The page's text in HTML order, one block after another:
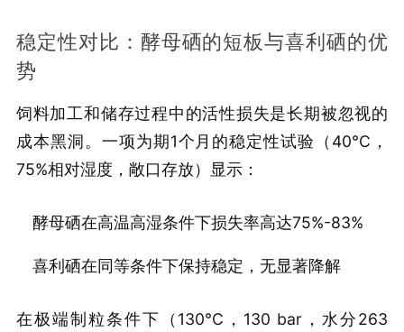
稳定性对比：酵母硒的短板与喜利硒的优
势
饲料加工和储存过程中的活性损失是长期被忽视的
成本黑洞。一项为期1个月的稳定性试验（40°C，
75%相对湿度，敞口存放）显示：
酵母硒在高温高湿条件下损失率高达75%-83%
喜利硒在同等条件下保持稳定，无显著降解
在极端制粒条件下（130°C，130 bar，水分263